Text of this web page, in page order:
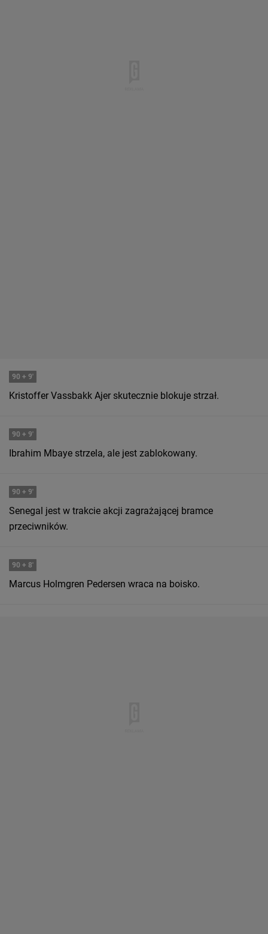
90 + 9'
Kristoffer Vassbakk Ajer skutecznie blokuje strzał.
90 + 9'
Ibrahim Mbaye strzela, ale jest zablokowany.
90 + 9'
Senegal jest w trakcie akcji zagrażającej bramce
przeciwników.
90 + 8'
Marcus Holmgren Pedersen wraca na boisko.